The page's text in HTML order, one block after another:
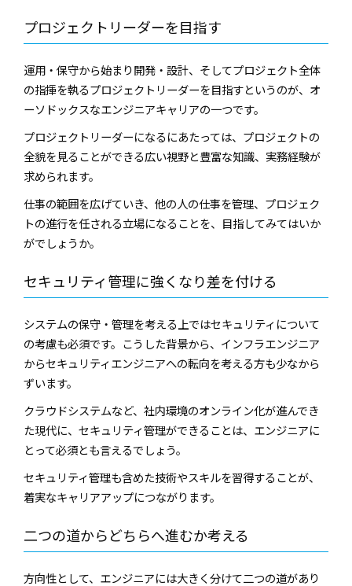
プロジェクトリーダーを目指す
運用・保守から始まり開発・設計、そしてプロジェクト全体
の指揮を執るプロジェクトリーダーを目指すというのが、オ
ーソドックスなエンジニアキャリアの一つです。
プロジェクトリーダーになるにあたっては、プロジェクトの
全貌を見ることができる広い視野と豊富な知識、実務経験が
求められます。
仕事の範囲を広げていき、他の人の仕事を管理、プロジェク
トの進行を任される立場になることを、目指してみてはいか
がでしょうか。
セキュリティ管理に強くなり差を付ける
システムの保守・管理を考える上ではセキュリティについて
の考慮も必須です。こうした背景から、インフラエンジニア
からセキュリティエンジニアへの転向を考える方も少なから
ずいます。
クラウドシステムなど、社内環境のオンライン化が進んでき
た現代に、セキュリティ管理ができることは、エンジニアに
とって必須とも言えるでしょう。
セキュリティ管理も含めた技術やスキルを習得することが、
着実なキャリアアップにつながります。
二つの道からどちらへ進むか考える
方向性として、エンジニアには大きく分けて二つの道があり